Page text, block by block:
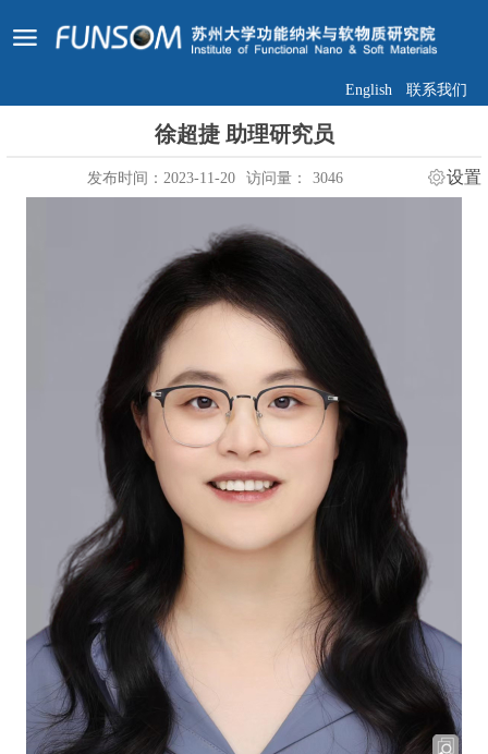
联系我们
English
徐超捷 助理研究员
发布时间：2023-11-20 访问量： 3046 设置